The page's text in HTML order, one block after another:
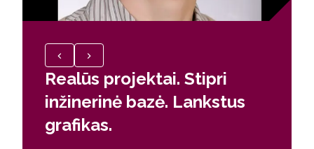
Realūs projektai. Stipri
inžinerinė bazė. Lankstus
grafikas.